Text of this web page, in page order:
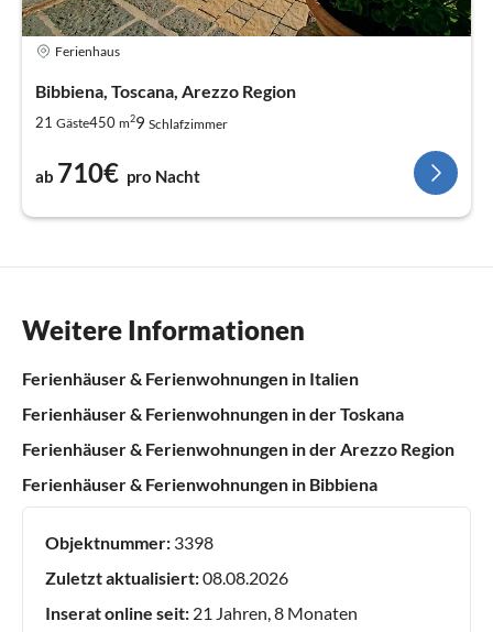
Ferienhaus
Bibbiena, Toscana, Arezzo Region
21 Gäste450 m29 Schlafzimmer
ab 710€ pro Nacht
Weitere Informationen
Ferienhäuser & Ferienwohnungen in Italien
Ferienhäuser & Ferienwohnungen in der Toskana
Ferienhäuser & Ferienwohnungen in der Arezzo Region
Ferienhäuser & Ferienwohnungen in Bibbiena
Objektnummer: 3398
Zuletzt aktualisiert:08.08.2026
Inserat online seit: 21 Jahren, 8 Monaten